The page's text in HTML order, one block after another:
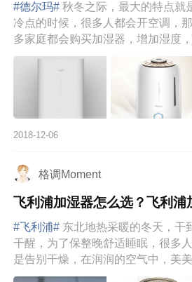
#德尔玛# 秋冬之际，最大的特点就
冷点的时候，很多人都会开空调，
多家庭都会购买加湿器，增加湿度
那么，那么多品牌的...
2018-12-06
格调Moment
飞利浦加湿器怎么选？飞利浦
#飞利浦# 东北地热采暖的冬天，干
干醒，为了保整晚舒适睡眠，很多
是告别干燥，在润润的空气中，美
湿器品牌和款式太多...